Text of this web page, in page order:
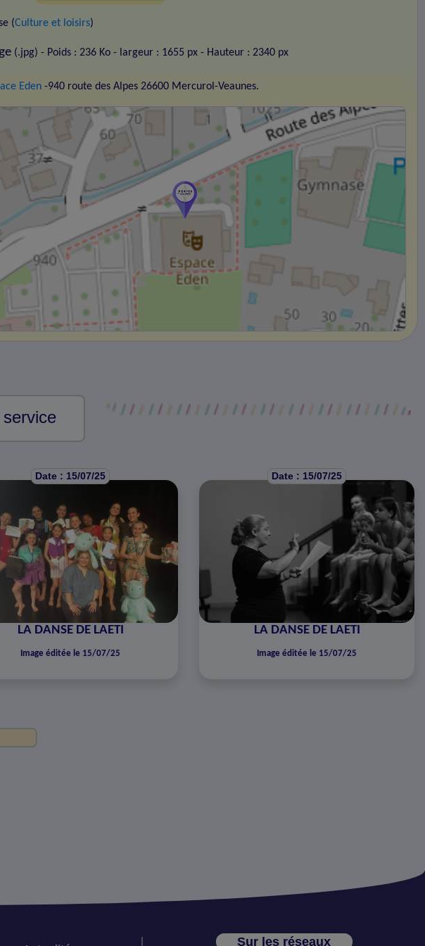
(Culture et loisirs)
(.jpg) - Poids : 236 Ko - largeur : 1655 px - Hauteur : 2340 px
Eden -940 route des Alpes 26600 Mercurol-Veaunes.
Date : 15/07/25
LA DANSE DE LAETI
Image éditée le 15/07/25
Date : 15/07/25
LA DANSE DE LAETI
Image éditée le 15/07/25
Sur les réseaux